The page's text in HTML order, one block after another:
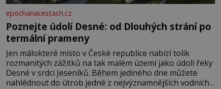
epochanacestach.cz
Poznejte údolí Desné: od Dlouhých strání po
termální prameny
Jen málokteré místo v České republice nabízí tolik
rozmanitých zážitků na tak malém území jako údolí řeky
Desné v srdci Jeseníků. Během jediného dne můžete
nahlédnout do útrob jedné z nejvýznamnějších vodních